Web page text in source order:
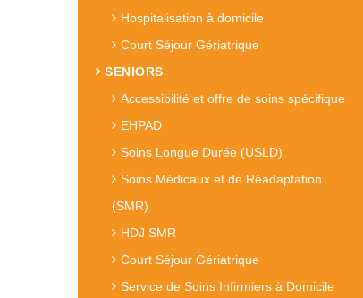
Hospitalisation à domicile
Court Séjour Gériatrique
SENIORS
Accessibilité et offre de soins spécifique
EHPAD
Soins Longue Durée (USLD)
Soins Médicaux et de Réadaptation
(SMR)
HDJ SMR
Court Séjour Gériatrique
Service de Soins Infirmiers à Domicile